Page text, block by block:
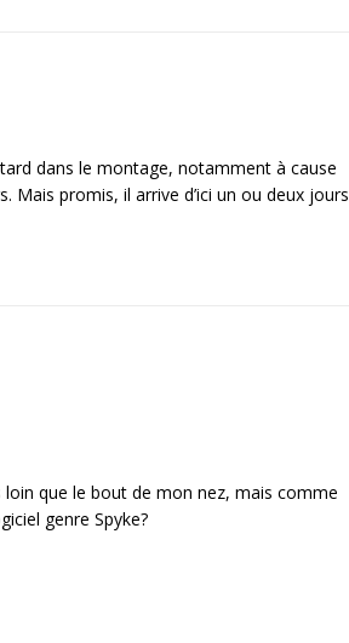
dans le montage, notamment à cause
Mais promis, il arrive d’ici un ou deux jours
loin que le bout de mon nez, mais comme
genre Spyke?